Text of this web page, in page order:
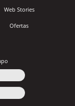
Web Stories
Ofertas